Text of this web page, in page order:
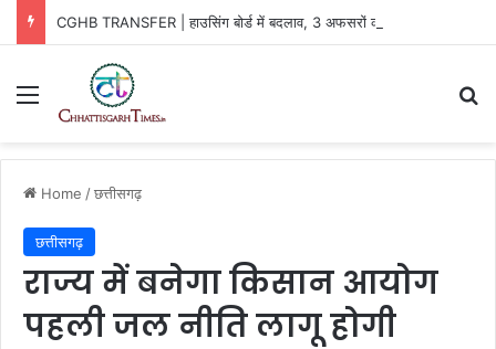
CGHB TRANSFER | हाउसिंग बोर्ड में बदलाव, 3 अफसरों को नई जिम्मेदारी
Menu
Home /छत्तीसगढ़
छत्तीसगढ़
राज्य में बनेगा किसान आयोग
पहली जल नीति लागू होगी